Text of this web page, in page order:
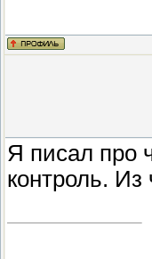
Я писал про
контроль. Из